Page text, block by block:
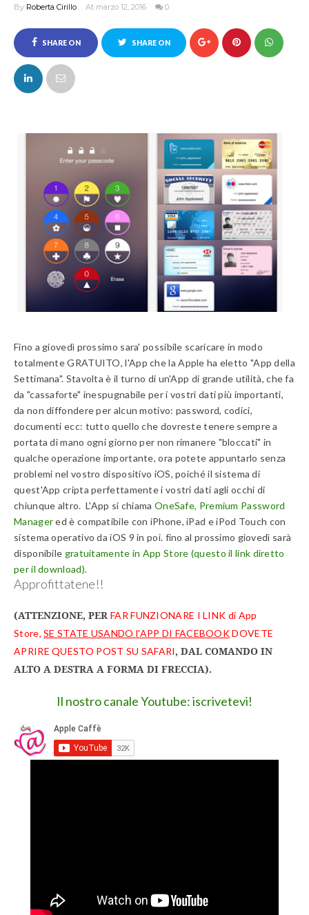
By Roberta Cirillo At marzo 12, 2016 0
SHARE ON
FACEBOOK
SHARE ON
Fino a giovedì prossimo sara' possibile scaricare in modo
totalmente GRATUITO, l'App che la Apple ha eletto "App della
Settimana". Stavolta è il turno di un'App di grande utilità, che fa
da "cassaforte" inespugnabile per i vostri dati più importanti,
da non diffondere per alcun motivo: password, codici,
documenti ecc: tutto quello che dovreste tenere sempre a
portata di mano ogni giorno per non rimanere "bloccati" in
qualche operazione importante, ora potete appuntarlo senza
problemi nel vostro dispositivo iOS, poiché il sistema di
quest'App cripta perfettamente i vostri dati agli occhi di
chiunque altro. L'App si chiama OneSafe, Premium Password
Managered è compatibile con iPhone, iPad e iPod Touch con
sistema operativo da iOS 9 in poi. fino al prossimo giovedì sarà
disponibile gratuitamente in App Store (questo il link diretto
per il download).
Approfittatene!!
(ATTENZIONE, PER FAR FUNZIONARE I LINK di App
Store,SE STATE USANDO l'APP DI FACEBOOKDOVETE
APRIRE QUESTO POST SU SAFARI, DAL COMANDO IN
ALTO A DESTRA A FORMA DI FRECCIA).
Il nostro canale Youtube: iscrivetevi!